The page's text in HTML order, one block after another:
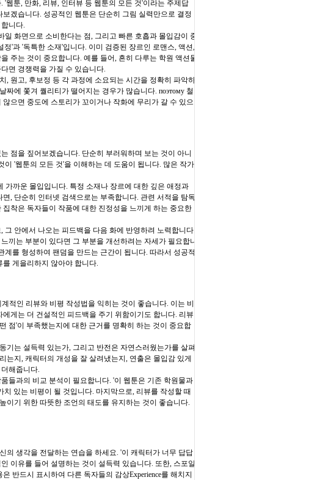
웹툰, 만화, 리뷰, 인터뷰 등 웹툰의 모든 것'이라는 주제답
겠습니다. 성공적인 웹툰은 단순히 그림 실력만으로 결정
니다.
화면으로 소비한다는 점, 그리고 빠른 호흡과 몰입감이 중
'과 '독특한 소재'입니다. 이미 검증된 장르인 로맨스, 액션,
주는 것이 중요합니다. 예를 들어, 흔히 다루는 학원 액션물
면 경쟁력을 가질 수 있습니다.
, 원고, 후보정 등 각 과정에 소요되는 시간을 정확히 파악하
에 쫓겨 퀄리티가 떨어지는 경우가 많습니다. поэтому 철
으면 중도에 스토리가 꼬이거나 작화에 무리가 갈 수 있으
점을 짚어보겠습니다. 단순히 부러워하며 보는 것이 아니
'웹툰의 모든 것'을 이해하는 데 도움이 됩니다. 많은 작가
가까운 몰입입니다. 특정 소재나 장르에 대한 깊은 애정과
, 단순히 인터넷 검색으로는 부족합니다. 관련 서적을 탐독
착은 독자들이 작품에 대한 진정성을 느끼게 하는 중요한
안에서 나오는 피드백을 다음 화에 반영하려 노력합니다.
끼는 부분이 있다면 그 부분을 개선하려는 자세가 필요합니
를 형성하여 팬덤을 만드는 근간이 됩니다. 따라서 성공적
게을리하지 않아야 합니다.
적인 리뷰와 비평 작성법을 익히는 것이 좋습니다. 이는 비
게는 더 건설적인 피드백을 주기 위함이기도 합니다. 리뷰
점'이 부족했는지에 대한 근거를 명확히 하는 것이 중요합
기는 설득력 있는가, 그리고 반전은 자연스러웠는가를 살펴
는지, 캐릭터의 개성을 잘 살려냈는지, 연출은 몰입감 있게
해줍니다.
들과의 비교 분석이 필요합니다. '이 웹툰은 기존 학원물과
있는 비평이 될 것입니다. 마지막으로, 리뷰를 작성할 때
이기 위한 따뜻한 조언의 태도를 유지하는 것이 좋습니다.
의 생각을 전달하는 연습을 하세요. '이 캐릭터가 너무 답답
이유를 들어 설명하는 것이 설득력 있습니다. 또한, 스포일
반드시 표시하여 다른 독자들의 감상Experience를 해치지